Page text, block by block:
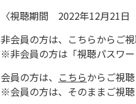
〈視聴期間 2022年12月21日
非会員の方は、 こちらからご
※非会員の方は「視聴パスワー
会員の方は、 こちらからご視
※会員の方は、そのままご視聴